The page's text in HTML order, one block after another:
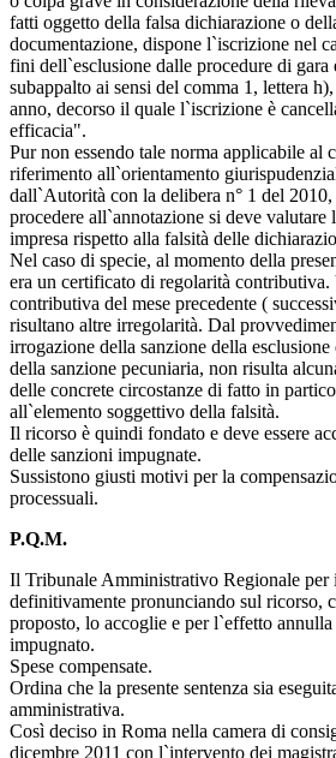
fatti oggetto della falsa dichiarazione o
documentazione, dispone l`iscrizione nel
fini dell`esclusione dalle procedure di
subappalto ai sensi del comma 1, lettera
anno, decorso il quale l`iscrizione è
efficacia".
Pur non essendo tale norma applicabile al
riferimento all`orientamento
dall`Autorità con la delibera n° 1 del
procedere all`annotazione si deve
impresa rispetto alla falsità delle
Nel caso di specie, al momento della
era un certificato di regolarità contributiva.
contributiva del mese precedente (
risultano altre irregolarità. Dal
irrogazione della sanzione della
della sanzione pecuniaria, non risulta
delle concrete circostanze di fatto in
all`elemento soggettivo della falsità.
Il ricorso è quindi fondato e deve essere
delle sanzioni impugnate.
Sussistono giusti motivi per la
processuali.
P.Q.M.
Il Tribunale Amministrativo Regionale per
definitivamente pronunciando sul ricorso,
proposto, lo accoglie e per l`effetto
impugnato.
Spese compensate.
Ordina che la presente sentenza sia
amministrativa.
Così deciso in Roma nella camera di
dicembre 2011 con l`intervento dei